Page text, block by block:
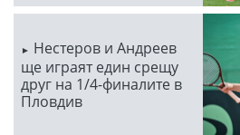
Нестеров и Андреев
ще играят един срещу
друг на 1/4-финалите в
Пловдив